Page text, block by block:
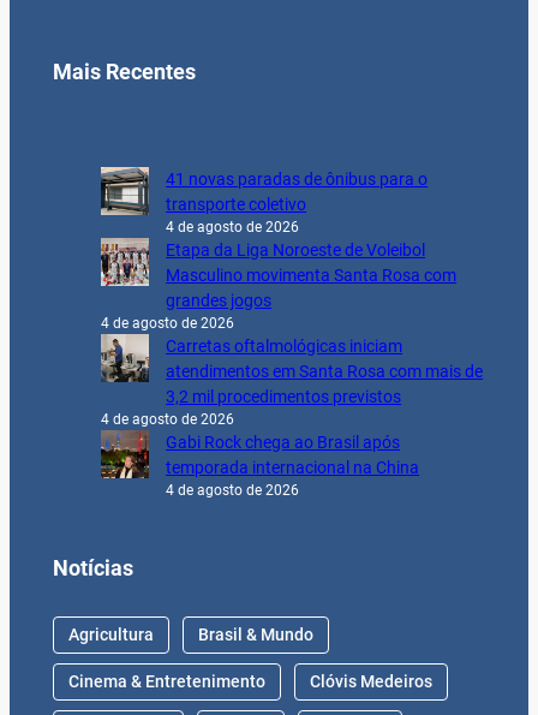
Mais Recentes
41 novas paradas de ônibus para o
transporte coletivo
4 de agosto de 2026
Etapa da Liga Noroeste de Voleibol
Masculino movimenta Santa Rosa com
grandes jogos
4 de agosto de 2026
Carretas oftalmológicas iniciam
atendimentos em Santa Rosa com mais de
3,2 mil procedimentos previstos
4 de agosto de 2026
Gabi Rock chega ao Brasil após
temporada internacional na China
4 de agosto de 2026
Notícias
Agricultura Brasil & Mundo
Cinema & Entretenimento Clóvis Medeiros